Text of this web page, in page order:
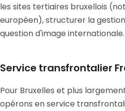
les sites tertiaires bruxellois
européen), structurer la
question d'image internationale.
Service transfrontalier
Pour Bruxelles et plus
opérons en service